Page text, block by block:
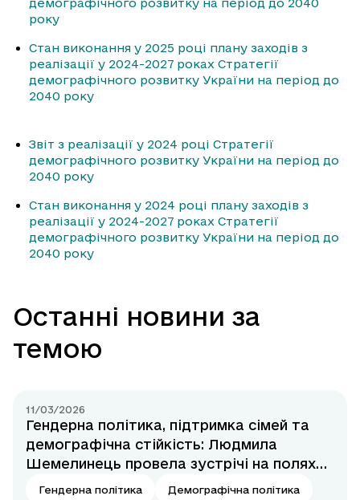
року
Стан виконання у 2025 році плану заходів з
реалізації у 2024-2027 роках Стратегії
демографічного розвитку України на період до
2040 року
Звіт з реалізації у 2024 році Стратегії
демографічного розвитку України на період до
2040 року
Стан виконання у 2024 році плану заходів з
реалізації у 2024-2027 роках Стратегії
демографічного розвитку України на період до
2040 року
Останні новини за
темою
11/03/2026
Гендерна політика, підтримка сімей та
демографічна стійкість: Людмила
Шемелинець провела зустрічі на полях
Гендерна політика Демографічна політика